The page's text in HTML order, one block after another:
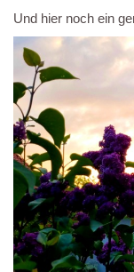
Und hier noch ein